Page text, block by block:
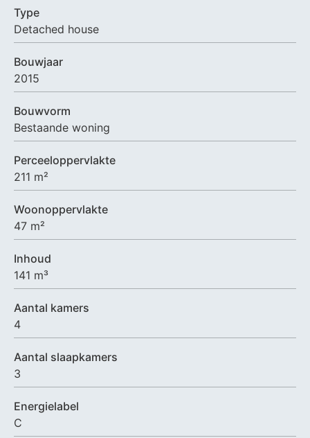
Type
Detached house
Bouwjaar
2015
Bouwvorm
Bestaande woning
Perceeloppervlakte
211 m²
Woonoppervlakte
47 m²
Inhoud
141 m³
Aantal kamers
4
Aantal slaapkamers
3
Energielabel
C